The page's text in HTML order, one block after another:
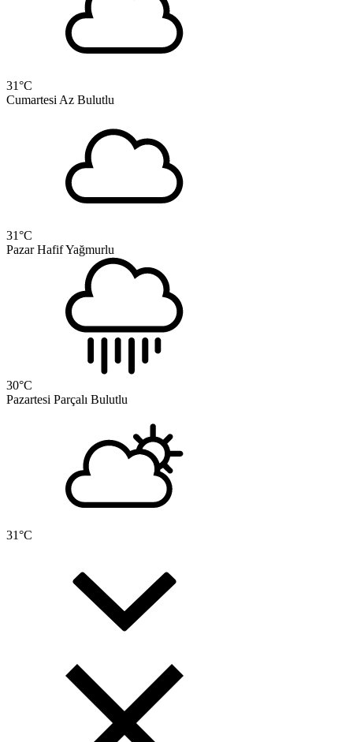
31°C
Cumartesi Az Bulutlu
31°C
Pazar Hafif Yağmurlu
30°C
Pazartesi Parçalı Bulutlu
31°C